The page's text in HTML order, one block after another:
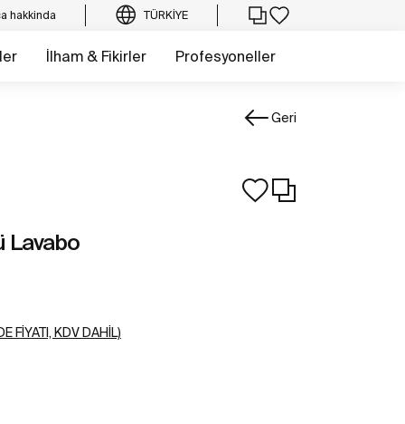
hakkinda TÜRKIYE
İlham & Fikirler Profesyoneller
Geri
Lavabo
FIYATI, KDV DAHIL)